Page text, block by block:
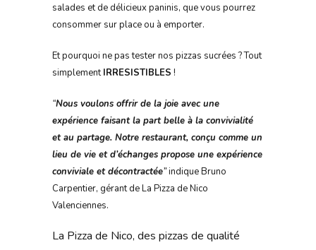
salades et de délicieux paninis, que vous pourrez
consommer sur place ou à emporter.
Et pourquoi ne pas tester nos pizzas sucrées ? Tout
simplementIRRESISTIBLES !
“Nous voulons offrir de la joie avec une
expérience faisant la part belle à la convivialité
et au partage. Notre restaurant, conçu comme un
lieu de vie et d’échanges propose une expérience
conviviale et décontractée”indique Bruno
Carpentier, gérant de La Pizza de Nico
Valenciennes.
La Pizza de Nico, des pizzas de qualité